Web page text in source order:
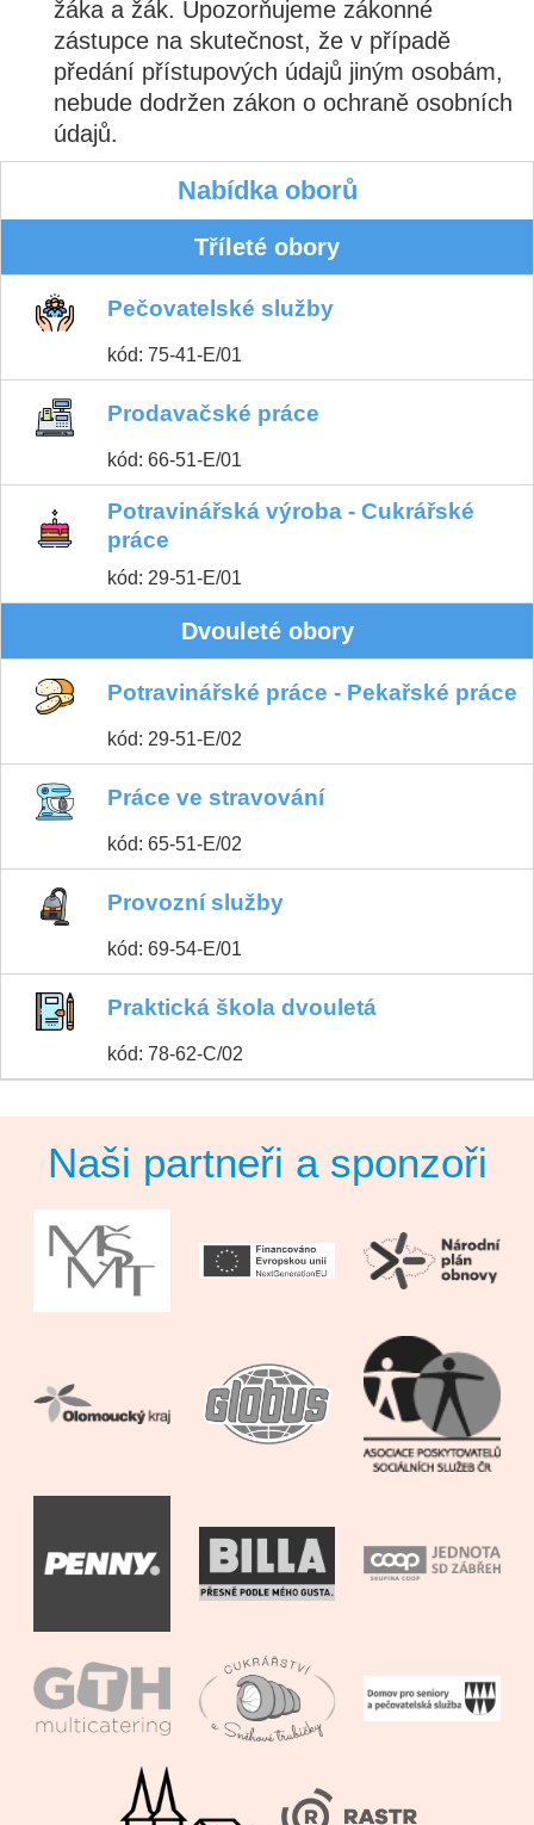
žáka a žák. Upozorňujeme zákonné
zástupce na skutečnost, že v případě
předání přístupových údajů jiným osobám,
nebude dodržen zákon o ochraně osobních
údajů.
Nabídka oborů
Tříleté obory
Pečovatelské služby
kód: 75-41-E/01
Prodavačské práce
kód: 66-51-E/01
Potravinářská výroba - Cukrářské
práce
kód: 29-51-E/01
Dvouleté obory
Potravinářské práce - Pekařské práce
kód: 29-51-E/02
Práce ve stravování
kód: 65-51-E/02
Provozní služby
kód: 69-54-E/01
Praktická škola dvouletá
kód: 78-62-C/02
Naši partneři a sponzoři